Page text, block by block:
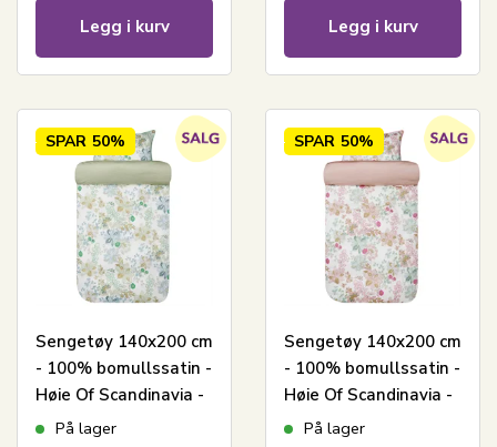
Legg i kurv Legg i kurv
SPAR 50%
Sengetøy 140x200 cm
- 100% bomullssatin -
Høie Of Scandinavia -
Cassandra Light
På lager
SPAR 50%
Sengetøy 140x200 cm
- 100% bomullssatin -
Høie Of Scandinavia -
Cassandra Warm Pink
På lager